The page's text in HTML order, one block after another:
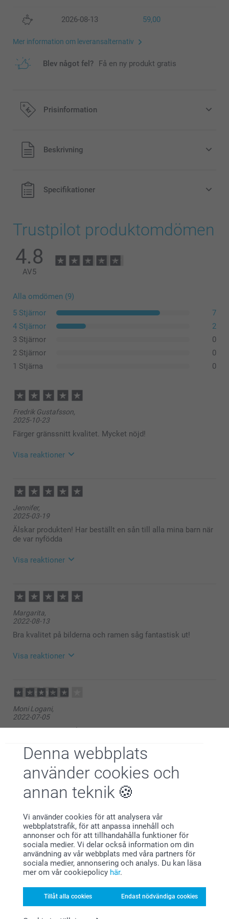
Denna webbplats
använder cookies och
annan teknik
Vi använder cookies för att analysera vår
webbplatstrafik, för att anpassa innehåll och
annonser och för att tillhandahålla funktioner för
sociala medier. Vi delar också information om din
användning av vår webbplats med våra partners för
sociala medier, annonsering och analys. Du kan läsa
mer om vår cookiepolicy här.
Tillåt alla cookies Endast nödvändiga cookies
2026-08-13 59,00
Mer information om leveransalternativ
Blev något fel? Få en ny produkt gratis
Prisinformation
Alla priser är i svenska kronor (SEK), inklusive moms och
exklusive porto.
Beskrivning
Specifikationer
Trustpilot produktomdömen
4.8
AV5
Alla omdömen (9)
5 Stjärnor
7
4 Stjärnor
2
3 Stjärnor
0
2 Stjärnor
0
1 Stjärna
0
Fredrik Gustafsson,
2025-10-23
Färger gränssnitt kvalitet. Mycket nöjd!
Visa reaktioner
10:37
Hej Fredrik,
Stort tack för dina ⭐️⭐️⭐️⭐️⭐️ och omdöme, kul att du
är nöjd med din beställda produkt!
Vi önskar dig en fin helg!
Varma hälsningar,
Kirsi @smartphoto
Jennifer,
2025-03-19
Älskar produkten! Har beställt en sån till alla mina barn när
de var nyfödda
Visa reaktioner
10:47
Hej Jennifer,
Tusen tack för ditt omdöme av våra akrylblock! Ett
enkelt och superläckert sätt att skapa ett eget
konstverk med favoritbilden 😊
Varma hälsningar
Kirsi @smartphoto
Margarita,
2022-08-13
Bra kvalitet på bilderna och ramen såg fantastisk ut!
Visa reaktioner
14:39
Hej,
Tusen tack för ditt fina omdöme och fem stjärnor.
Vad roligt att höra att du är nöjd med din beställning.
Varma hälsningar,
Miia
Smartphoto
Moni Logani,
2022-07-05
Snabb och smidig leverans
Visa reaktioner
2022-07-05
Hei Moni
är nöjd med akrylblocket.
En fin bild som står stadigt och är fin att ha på
bordet!
Varma hälsningar,
Johanna, Smartphoto
2022-02-01
Riktig fin och personlig present!
Visa reaktioner
2022-02-02
Hej Sara
Tusen tack för dina fem stjärnor och omdöme av
Visa mer